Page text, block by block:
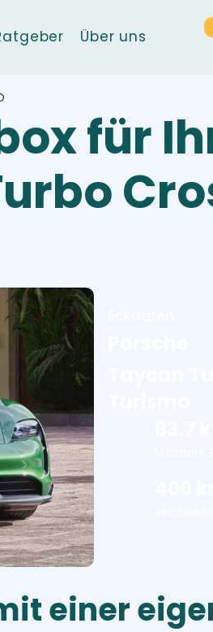
Über uns
für
einer